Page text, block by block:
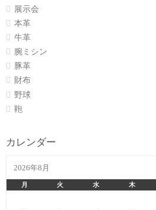
展示会
本革
牛革
腕ミシン
豚革
財布
野球
鞄
カレンダー
2026年8月
月 火 水 木